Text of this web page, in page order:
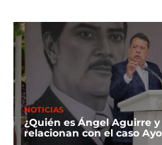
NOTICIAS
¿Quién es Ángel Aguirre
relacionan con el caso